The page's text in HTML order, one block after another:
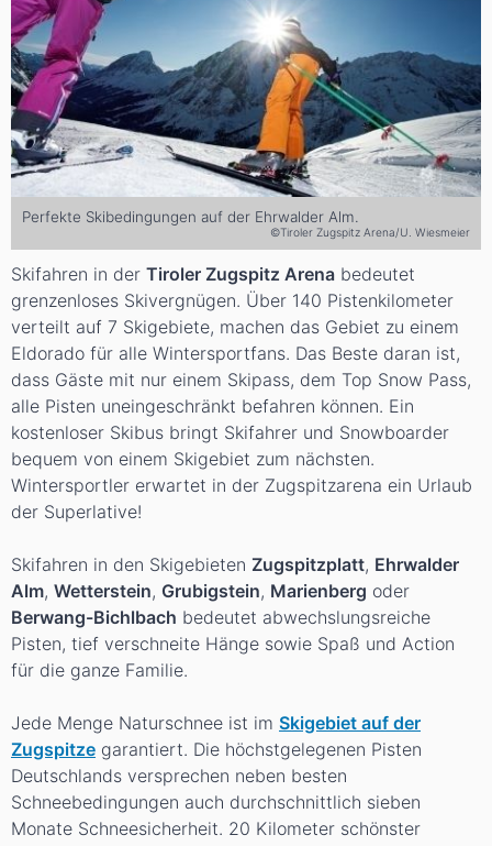
Perfekte Skibedingungen auf der Ehrwalder Alm.
©Tiroler Zugspitz Arena/U. Wiesmeier
Skifahren in der Tiroler Zugspitz Arena bedeutet
grenzenloses Skivergnügen. Über 140 Pistenkilometer
verteilt auf 7 Skigebiete, machen das Gebiet zu einem
Eldorado für alle Wintersportfans. Das Beste daran ist,
dass Gäste mit nur einem Skipass, dem Top Snow Pass,
alle Pisten uneingeschränkt befahren können. Ein
kostenloser Skibus bringt Skifahrer und Snowboarder
bequem von einem Skigebiet zum nächsten.
Wintersportler erwartet in der Zugspitzarena ein Urlaub
der Superlative!
Skifahren in den Skigebieten Zugspitzplatt, Ehrwalder
Alm, Wetterstein, Grubigstein, Marienberg oder
Berwang-Bichlbach bedeutet abwechslungsreiche
Pisten, tief verschneite Hänge sowie Spaß und Action
für die ganze Familie.
Jede Menge Naturschnee ist im Skigebiet auf der
Zugspitze garantiert. Die höchstgelegenen Pisten
Deutschlands versprechen neben besten
Schneebedingungen auch durchschnittlich sieben
Monate Schneesicherheit. 20 Kilometer schönster